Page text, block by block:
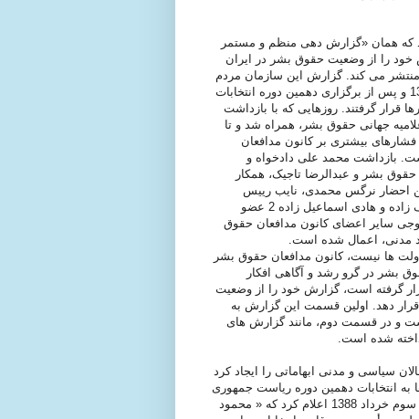
که همان «گزارش دهی منظم و مستمر
را از وضعیت حقوق بشر در ایران
مربوط به دو فصل پاییز و تابستان در پایان نیمه اول سال 1388 منتشر می کند. گزارش این سازمان مردم
نهاد در حالی منتشر می شود که در روزهای پایانی فصل بهار 1388 و پس از برگزاری دهمین دوره انتخابات
گرفتند. روزهایی که با بازداشت
جهانی حقوق بشر، همراه شد و تا
بيشتری بر کانون مدافعان
بازداشت محمد علی دادخواه و
بشر و عبدالرضا تاجیک، همکار
احضار نرگس محمدی، نایب رییس
کانون مدافعان حقوق بشر، ممنوع الخروج شدن سید محمد سیف زاده و هادی اسماعیل زاده 2 عضو
سایر اعضای کانون مدافعان حقوق
مدنی، اعمال شده است.
ها نیست، کانون مدافعان حقوق بشر
بشر در گرو رشد و آگاهی افکار
گرفته است، گزارش خود را از وضعیت
دهد. اولین قسمت این گزارش به
و در قسمت دوم، مانند گزارش های
شده است.
سیاسی و مدنی ابهاماتی را ایجاد کرد
به انتخابات دهمین دوره ریاست جمهوری
پس از آن اوج گرفت که وزارت کشور جمهوری اسلامی بیست و سوم خرداد 1388 اعلام کرد که « محمود